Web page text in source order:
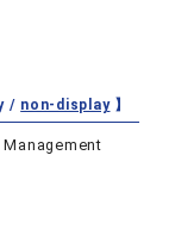
/ non-display】